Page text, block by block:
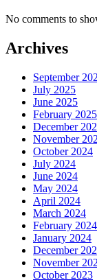
No comments to
Archives
September
July 2025
June 2025
February 2025
December
November
October 2024
July 2024
June 2024
May 2024
April 2024
March 2024
February 2024
January 2024
December
November
October 2023